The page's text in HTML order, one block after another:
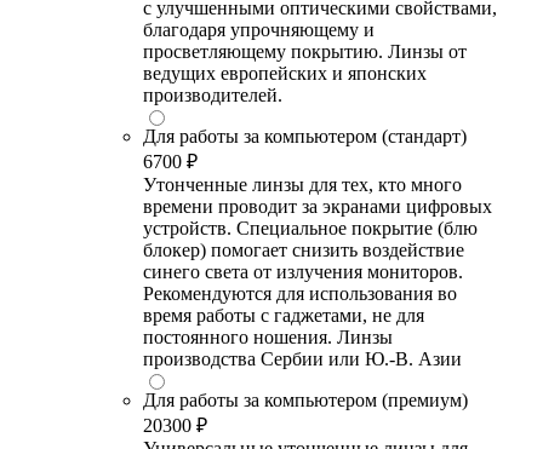
с улучшенными оптическими свойствами,
благодаря упрочняющему и
просветляющему покрытию. Линзы от
ведущих европейских и японских
производителей.
Для работы за компьютером (стандарт)
6700 ₽
Утонченные линзы для тех, кто много
времени проводит за экранами цифровых
устройств. Специальное покрытие (блю
блокер) помогает снизить воздействие
синего света от излучения мониторов.
Рекомендуются для использования во
время работы с гаджетами, не для
постоянного ношения. Линзы
производства Сербии или Ю.-В. Азии
Для работы за компьютером (премиум)
20300 ₽